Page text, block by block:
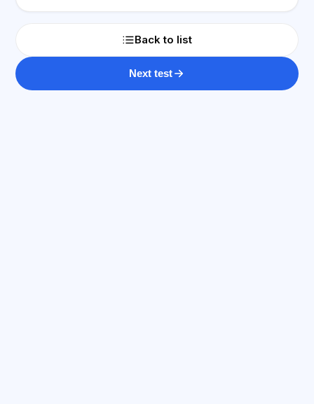
Back to list
Next test